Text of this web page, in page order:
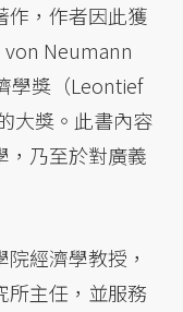
作，作者因此獲
Neumann
學獎（Leontief
大獎。此書內容
，乃至於對廣義
經濟學教授，
所主任，並服務